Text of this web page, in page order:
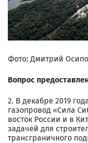
Фото: Дмитрий
Вопрос
2. В декабре 2019
газопровод «Сила
восток России и в
задачей для
трансграничного